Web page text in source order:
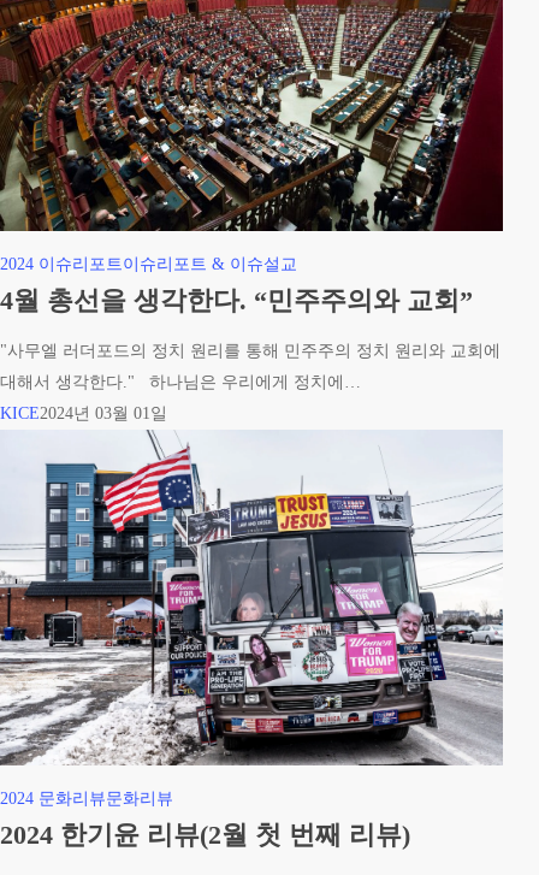
리
인
가?
4
월
선
을
생
“민
주
주
의
와
교
회”
2024 이슈리포트이슈리포트 & 이슈설교
4월 총선을 생각한다. “민주주의와 교회”
"사무엘 러더포드의 정치 원리를 통해 민주주의 정치 원리와 교회에
대해서 생각한다." 하나님은 우리에게 정치에…
KICE2024년 03월 01일
2024
한
2024 문화리뷰문화리뷰
2024 한기윤 리뷰(2월 첫 번째 리뷰)